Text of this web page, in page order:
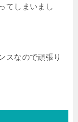
てしまいまし
スなので頑張り